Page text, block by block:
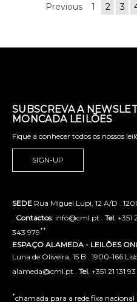
Previous 1 2 3
SUBSCREVA A
MONCADA LEILÕES
Fique a conhecer todos os nossos
SIGN-UP
SEDE Rua Miguel Lupi, 12 A/D .
. Contactos: info@cml.pt . Tel. +351
343 979**
ESPAÇO ALAMEDA - LEILÕES
Luna de Oliveira, 15 B . 1900-166
alameda@cml.pt . Tel. +351 21 131
*chamada para a rede fixa nacional